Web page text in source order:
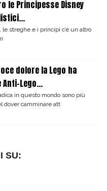
le Principesse Disney
streghe e i principi c’è un altro
dolore la Lego ha
Lego...
in questo mondo sono più
dover camminare att
SU: